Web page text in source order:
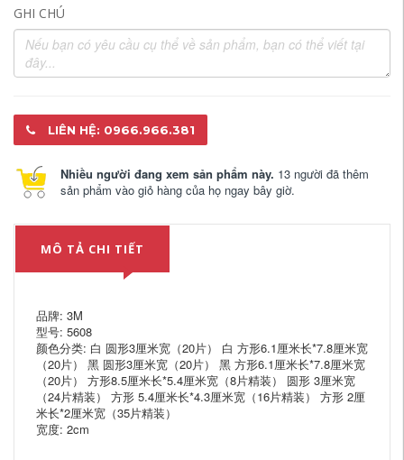
GHI CHÚ
LIÊN HỆ: 0966.966.381
Nhiều người đang xem sản phẩm này. 13 người đã thêm
sản phẩm vào giỏ hàng của họ ngay bây giờ.
MÔ TẢ CHI TIẾT
品牌: 3M
型号: 5608
颜色分类: 白 圆形3厘米宽（20片） 白 方形6.1厘米长*7.8厘米宽
（20片） 黑 圆形3厘米宽（20片） 黑 方形6.1厘米长*7.8厘米宽
（20片） 方形8.5厘米长*5.4厘米宽（8片精装） 圆形 3厘米宽
（24片精装） 方形 5.4厘米长*4.3厘米宽（16片精装） 方形 2厘
米长*2厘米宽（35片精装）
宽度: 2cm